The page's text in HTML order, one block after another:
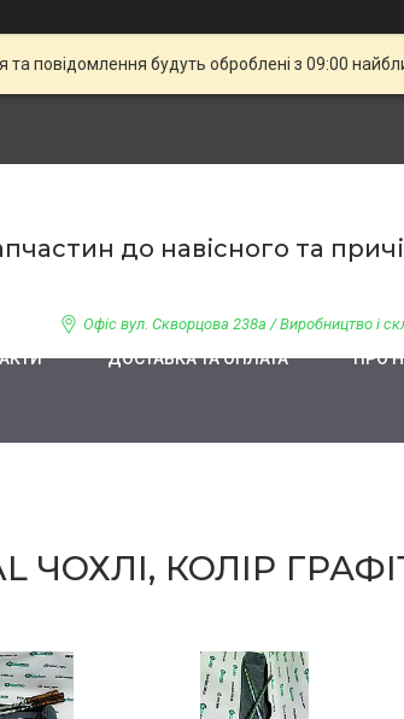
та повідомлення будуть оброблені з 09:00
до навісного та
Офіс вул. Скворцова 238а / Виробництво і
ДОСТАВКА ТА ОПЛАТА ПРО
ЧОХЛІ, КОЛІР